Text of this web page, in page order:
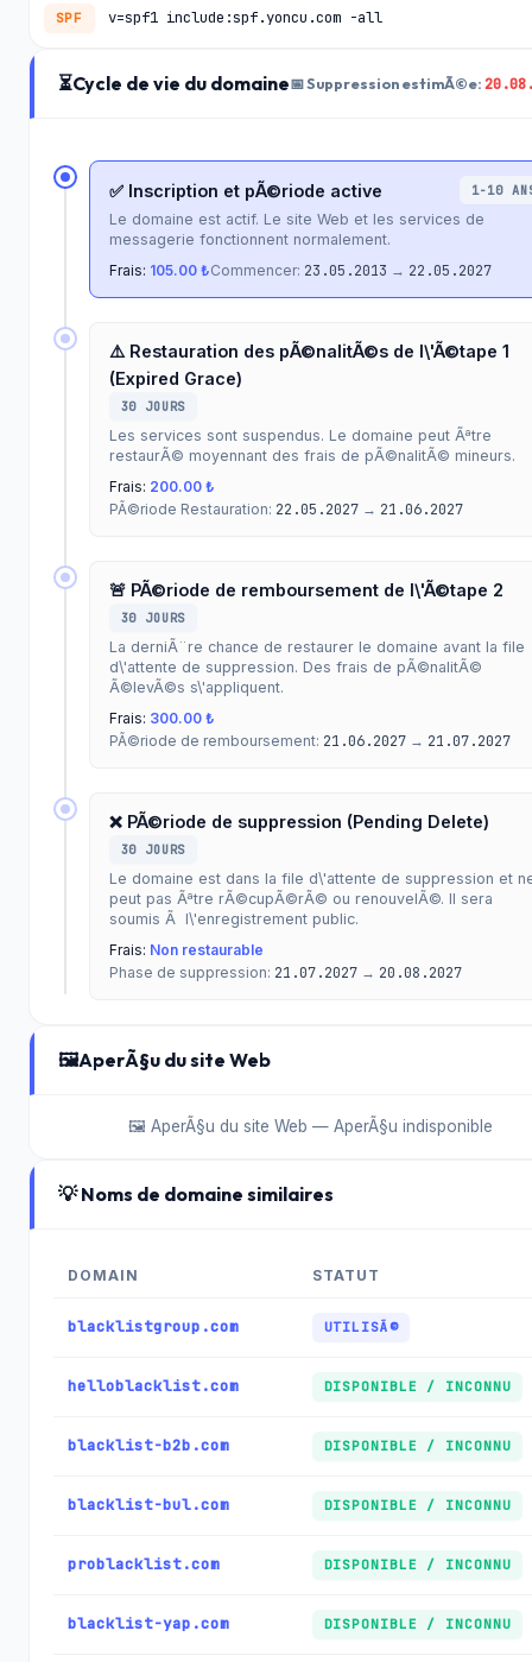
SPF v=spf1 include:spf.yoncu.com -all
⏳Cycle de vie du domaine📅 Suppression estimÃ©e:
✅ Inscription et pÃ©riode active 1-10
Le domaine est actif. Le site Web et les services de
messagerie fonctionnent normalement.
Frais: 105.00 ₺Commencer: 23.05.2013 → 22.05.2027
⚠️ Restauration des pÃ©nalitÃ©s de l\'Ã©tape 1
(Expired Grace)
30 JOURS
Les services sont suspendus. Le domaine peut Ãªtre
restaurÃ© moyennant des frais de pÃ©nalitÃ© mineurs.
Frais: 200.00 ₺
PÃ©riode Restauration: 22.05.2027 → 21.06.2027
🚨 PÃ©riode de remboursement de l\'Ã©tape 2
30 JOURS
La derniÃ¨re chance de restaurer le domaine avant la file
d\'attente de suppression. Des frais de pÃ©nalitÃ©
Ã©levÃ©s s\'appliquent.
Frais: 300.00 ₺
PÃ©riode de remboursement: 21.06.2027 → 21.07.2027
❌ PÃ©riode de suppression (Pending Delete)
30 JOURS
Le domaine est dans la file d\'attente de suppression et
peut pas Ãªtre rÃ©cupÃ©rÃ© ou renouvelÃ©. Il sera
soumis Ã l\'enregistrement public.
Frais: Non restaurable
Phase de suppression: 21.07.2027 → 20.08.2027
🖼️AperÃ§u du site Web
🖼️ AperÃ§u du site Web — AperÃ§u indisponible
💡 Noms de domaine similaires
DOMAIN STATUT
blacklistgroup.com UTILISÃ©
helloblacklist.com DISPONIBLE / INCONNU
blacklist-b2b.com DISPONIBLE / INCONNU
blacklist-bul.com DISPONIBLE / INCONNU
problacklist.com DISPONIBLE / INCONNU
blacklist-yap.com DISPONIBLE / INCONNU